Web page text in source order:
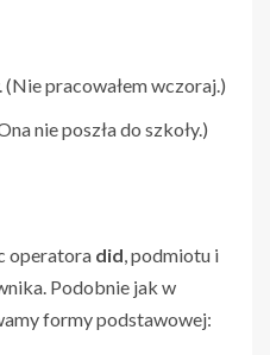
pracowałem wczoraj.)
nie poszła do szkoły.)
operatora did, podmiotu i
Podobnie jak w
formy podstawowej: